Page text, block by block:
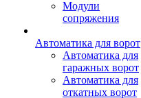
Модули
сопряжения
Автоматика для ворот
Автоматика для
гаражных ворот
Автоматика для
откатных ворот